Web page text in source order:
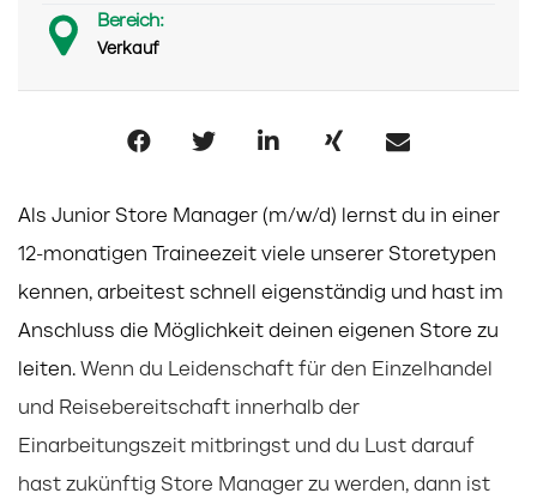
Bereich:
Verkauf
Als Junior Store Manager (m/w/d) lernst du in einer
12-monatigen Traineezeit viele unserer Storetypen
kennen, arbeitest schnell eigenständig und hast im
Anschluss die Möglichkeit deinen eigenen Store zu
leiten. Wenn du Leidenschaft für den Einzelhandel
und Reisebereitschaft innerhalb der
Einarbeitungszeit mitbringst und du Lust darauf
hast zukünftig Store Manager zu werden, dann ist